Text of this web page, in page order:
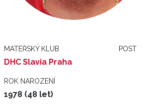
MATEŘSKÝ KLUB
DHC Slavia Praha
POST
ROK NAROZENÍ
1978 (48 let)